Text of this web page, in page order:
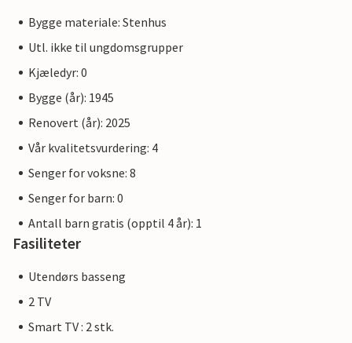
Bygge materiale: Stenhus
Utl. ikke til ungdomsgrupper
Kjæledyr: 0
Bygge (år): 1945
Renovert (år): 2025
Vår kvalitetsvurdering: 4
Senger for voksne: 8
Senger for barn: 0
Antall barn gratis (opptil 4 år): 1
Fasiliteter
Utendørs basseng
2 TV
Smart TV : 2 stk.